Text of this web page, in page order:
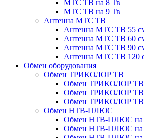
МТС ТВ на 8 Тв
МТС ТВ на 9 Тв
Антенна МТС ТВ
Антенна МТС ТВ 55
Антенна МТС ТВ 60
Антенна МТС ТВ 90
Антенна МТС ТВ 120
Обмен оборудования
Обмен ТРИКОЛОР ТВ
Обмен ТРИКОЛОР ТВ
Обмен ТРИКОЛОР ТВ
Обмен ТРИКОЛОР ТВ
Обмен НТВ-ПЛЮС
Обмен НТВ-ПЛЮС на
Обмен НТВ-ПЛЮС на 2